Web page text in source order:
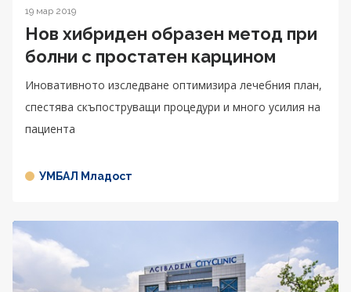
19 мар 2019
Нов хибриден образен метод при
болни с простатен карцином
Иновативното изследване оптимизира лечебния план,
спестява скъпоструващи процедури и много усилия на
пациента
УМБАЛ Младост